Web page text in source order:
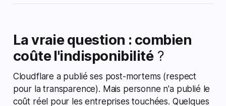
La vraie question : combien
coûte l'indisponibilité?
Cloudflare a publié ses post-mortems (respect
pour la transparence). Mais personne n'a publié le
coût réel pour les entreprises touchées. Quelques